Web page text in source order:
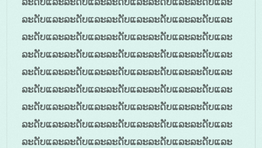
ລະດັບແລະລະດັບແລະລະດັບແລະລະດັບແລະລະດັບແລະ
ລະດັບແລະລະດັບແລະລະດັບແລະລະດັບແລະລະດັບແລະ
ລະດັບແລະລະດັບແລະລະດັບແລະລະດັບແລະລະດັບແລະ
ລະດັບແລະລະດັບແລະລະດັບແລະລະດັບແລະລະດັບແລະ
ລະດັບແລະລະດັບແລະລະດັບແລະລະດັບແລະລະດັບແລະ
ລະດັບແລະລະດັບແລະລະດັບແລະລະດັບແລະລະດັບແລະ
ລະດັບແລະລະດັບແລະລະດັບແລະລະດັບແລະລະດັບແລະ
ລະດັບແລະລະດັບແລະລະດັບແລະລະດັບແລະລະດັບແລະ